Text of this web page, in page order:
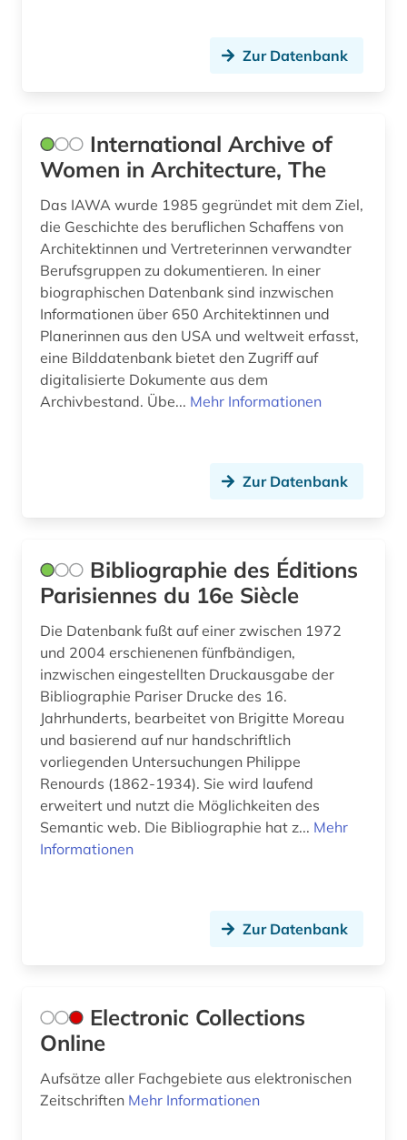
landgraf (1)
latein (1)
lateinamerika (1)
lausanne (1)
legende (1)
leibniz-institut für länderkunde (1)
library of congress (1)
liegenschaftsverwaltung (1)
lima (1)
linguistik (2)
litauen (1)
literarische zeitschrift (1)
literatur (16)
literaturwissenschaft (17)
maghreb (1)
mann (2)
Zur Datenbank
International Archive of
Women in Architecture, The
Das IAWA wurde 1985 gegründet mit dem Ziel,
die Geschichte des beruflichen Schaffens von
Architektinnen und Vertreterinnen verwandter
Berufsgruppen zu dokumentieren. In einer
biographischen Datenbank sind inzwischen
Informationen über 650 Architektinnen und
Planerinnen aus den USA und weltweit erfasst,
eine Bilddatenbank bietet den Zugriff auf
digitalisierte Dokumente aus dem
Archivbestand. Übe... Mehr Informationen
Zur Datenbank
Bibliographie des Éditions
Parisiennes du 16e Siècle
Die Datenbank fußt auf einer zwischen 1972
und 2004 erschienenen fünfbändigen,
inzwischen eingestellten Druckausgabe der
Bibliographie Pariser Drucke des 16.
Jahrhunderts, bearbeitet von Brigitte Moreau
und basierend auf nur handschriftlich
vorliegenden Untersuchungen Philippe
Renourds (1862-1934). Sie wird laufend
erweitert und nutzt die Möglichkeiten des
Semantic web. Die Bibliographie hat z... Mehr
Informationen
Zur Datenbank
Electronic Collections
Online
Aufsätze aller Fachgebiete aus elektronischen
Zeitschriften Mehr Informationen